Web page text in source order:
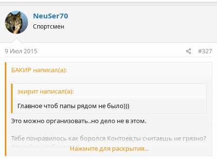
NeuSer70
Спортсмен
9 Июл 2015 #327
БАКИР написал(а):
эхирит написал(а):
Главное чтоб папы рядом не было)))
Это можно организовать..но дело не в этом.
Тебе понравилось как боролся Контоев,ты считаешь не грязно?
Достойно он боролся?Нажмите для раскрытия...